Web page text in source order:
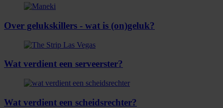
Over gelukskillers - wat is (on)geluk?
Wat verdient een serveerster?
Wat verdient een scheidsrechter?